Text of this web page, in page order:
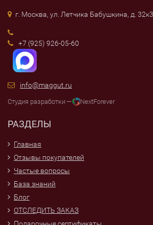
г. Москва, ул. Летчика Бабушкина, д. 32к3.
+7 (925) 926-05-60
info@maggut.ru
Студия разработки — NextForever
РАЗДЕЛЫ
Главная
Отзывы покупателей
Частые вопросы
База знаний
Блог
ОТСЛЕДИТЬ ЗАКАЗ